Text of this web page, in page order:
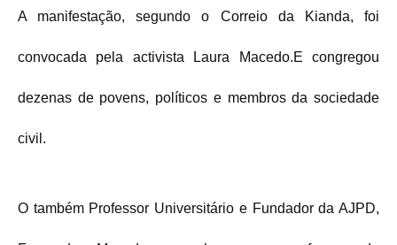
A manifestação, segundo o Correio da Kianda, foi
convocada pela activista Laura Macedo.E congregou
dezenas de povens, políticos e membros da sociedade
civil.
O também Professor Universitário e Fundador da AJPD,